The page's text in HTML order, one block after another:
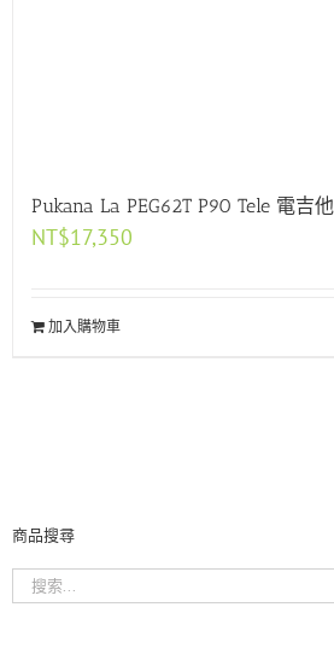
Pukana La PEG62T P90 Tele 電吉
NT$17,350
加入購物車
商品搜尋